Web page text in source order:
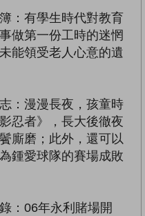
：有學生時代對教育
做第一份工時的迷惘
能領受老人心意的遺
：漫漫長夜，孩童時
忍者》，長大後徹夜
廝磨；此外，還可以
鍾愛球隊的賽場成敗
：06年永利賭場開